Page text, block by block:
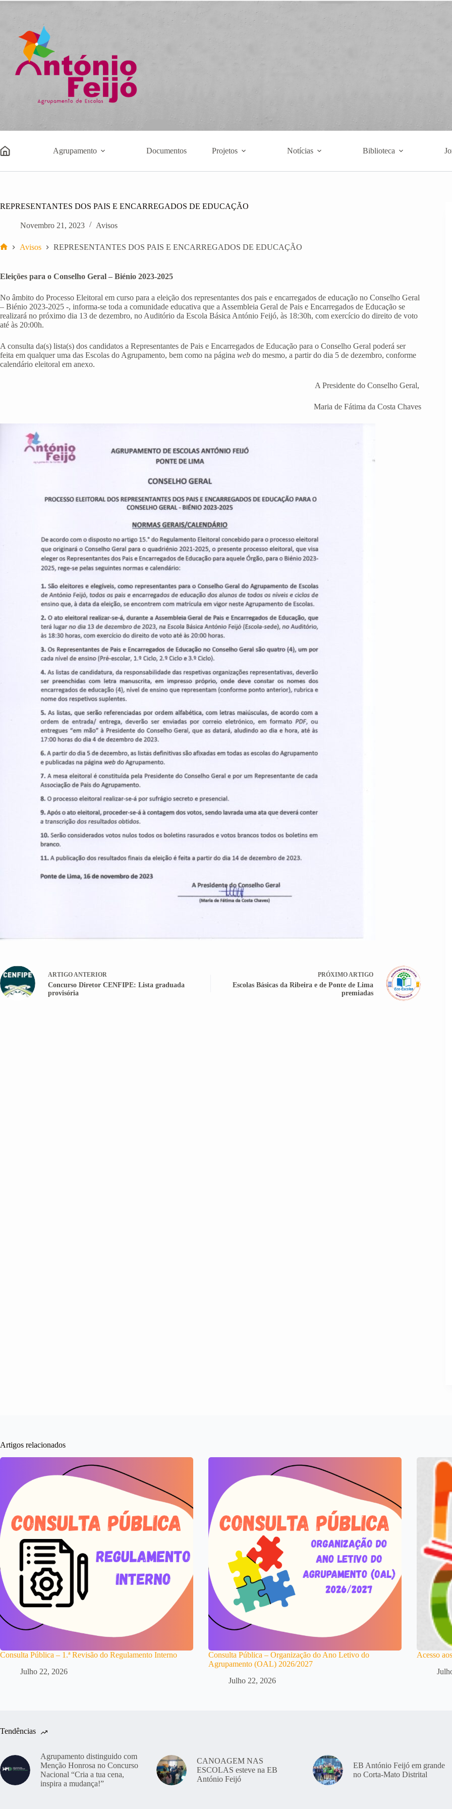
Pular
conteúdo
Agrupamento Documentos Projetos Notícias Biblioteca
REPRESENTANTES DOS PAIS E ENCARREGADOS DE EDUCAÇÃO
Novembro 21, 2023 Avisos
Avisos REPRESENTANTES DOS PAIS E ENCARREGADOS DE EDUCAÇÃO
Eleições para o Conselho Geral – Biénio 2023-2025
No âmbito do Processo Eleitoral em curso para a eleição dos representantes dos pais e encarregados de educação no Conselho Geral
– Biénio 2023-2025 -, informa-se toda a comunidade educativa que a Assembleia Geral de Pais e Encarregados de Educação se
realizará no próximo dia 13 de dezembro, no Auditório da Escola Básica António Feijó, às 18:30h, com exercício do direito de voto
até às 20:00h.
A consulta da(s) lista(s) dos candidatos a Representantes de Pais e Encarregados de Educação para o Conselho Geral poderá ser
feita em qualquer uma das Escolas do Agrupamento, bem como na página web do mesmo, a partir do dia 5 de dezembro, conforme
calendário eleitoral em anexo.
A Presidente do Conselho Geral,
Maria de Fátima da Costa Chaves
ARTIGOANTERIOR
Concurso Diretor CENFIPE: Lista graduada
provisória
PRÓXIMOARTIGO
Escolas Básicas da Ribeira e de Ponte de Lima
premiadas
Artigos relacionados
Consulta Pública – 1.ª Revisão do Regulamento Interno
Julho 22, 2026
Consulta Pública – Organização do Ano Letivo do
Agrupamento (OAL) 2026/2027
Julho 22, 2026
Acesso
Tendências
Agrupamento distinguido com
Menção Honrosa no Concurso
Nacional “Cria a tua cena,
inspira a mudança!”
CANOAGEM NAS
ESCOLAS esteve na EB
António Feijó
EB António Feijó em grande
no Corta-Mato Distrital